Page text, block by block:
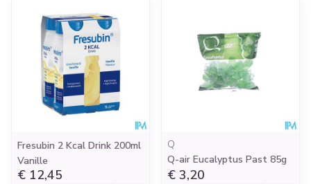
Fresubin 2 Kcal Drink 200ml
Vanille
€ 12,45
Q
Q-air Eucalyptus Past 85g
€ 3,20